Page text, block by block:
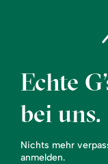
Echte
bei uns.
Nichts mehr
anmelden.